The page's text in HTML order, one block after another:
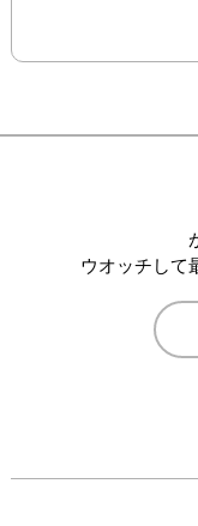
2015　「下村優介
2016　「下村優介
べのハルカスアー
2016　「下村優介
GALLERY ART
2016　「下村優介
橋店
ウオッチして